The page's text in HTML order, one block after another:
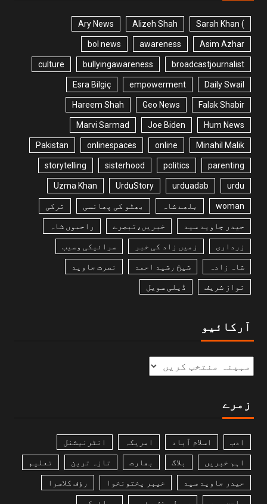
) Sarah Khan
Alizeh Shah
Ary News
Asim Azhar
awareness
bol news
broadcastjournalist
bullyingawareness
culture
Daily Swail
empowerment
Esra Bilgiç
Falak Shabir
Geo News
Hareem Shah
Hum News
Joe Biden
Marvi Sarmad
Minahil Malik
online
onlinespaces
Pakistan
parenting
politics
sisterhood
storytelling
urdu
urduadab
UrduStory
Uzma Khan
woman بلھے شاہ بھٹو کی پھانسی ترکی
حیدر جاوید سید خبریں،تبصرے راحموں شاہ
زرداری زمیں زاد کی خبر سرائیکی وسیب
شاہ زادہ شیخ رشید احمد نصرت جاوید
نواز شریف ڈیلی سویل
آرکائیو
زمرے
ادب اسلام آباد امریکہ انٹرنیشنل
اہم خبریں بلاگ بھارت تازہ ترین تعلیم
حیدر جاوید سید خیبر پختونخوا رؤف کلاسرا